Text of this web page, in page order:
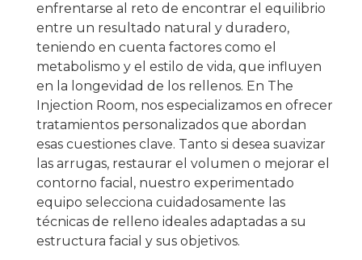
enfrentarse al reto de encontrar el equilibrio
entre un resultado natural y duradero,
teniendo en cuenta factores como el
metabolismo y el estilo de vida, que influyen
en la longevidad de los rellenos. En The
Injection Room, nos especializamos en ofrecer
tratamientos personalizados que abordan
esas cuestiones clave. Tanto si desea suavizar
las arrugas, restaurar el volumen o mejorar el
contorno facial, nuestro experimentado
equipo selecciona cuidadosamente las
técnicas de relleno ideales adaptadas a su
estructura facial y sus objetivos.